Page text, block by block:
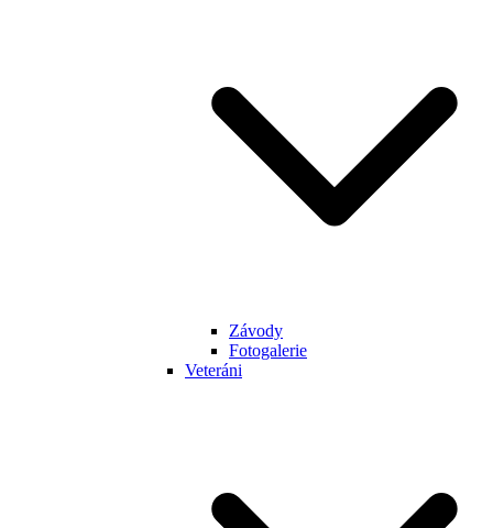
Závody
Fotogalerie
Veteráni